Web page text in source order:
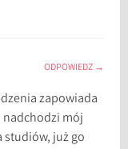
ODPOWIEDZ
zapowiada
nadchodzi mój
studiów, już go